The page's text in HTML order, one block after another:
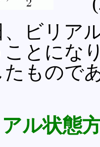
、ビリア
ことにな
もので
ル状態